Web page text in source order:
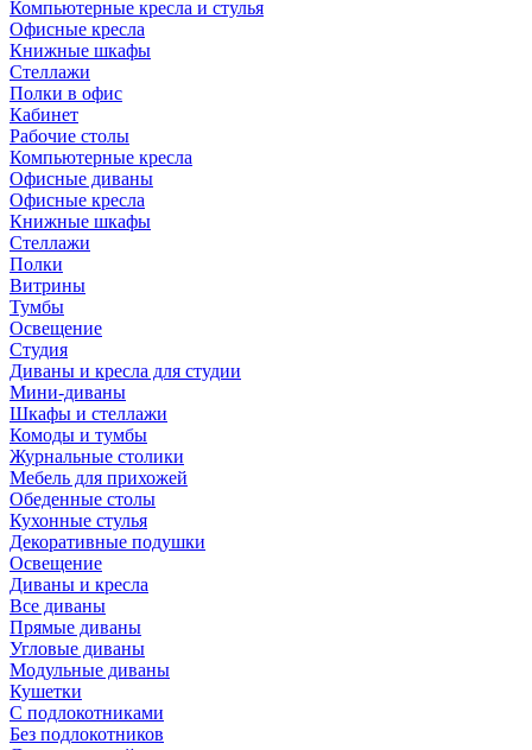
Компьютерные кресла и стулья
Офисные кресла
Книжные шкафы
Стеллажи
Полки в офис
Кабинет
Рабочие столы
Компьютерные кресла
Офисные диваны
Офисные кресла
Книжные шкафы
Стеллажи
Полки
Витрины
Тумбы
Освещение
Студия
Диваны и кресла для студии
Мини-диваны
Шкафы и стеллажи
Комоды и тумбы
Журнальные столики
Мебель для прихожей
Обеденные столы
Кухонные стулья
Декоративные подушки
Освещение
Диваны и кресла
Все диваны
Прямые диваны
Угловые диваны
Модульные диваны
Кушетки
С подлокотниками
Без подлокотников